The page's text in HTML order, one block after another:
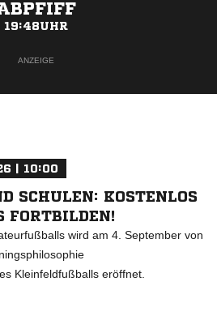
19:48UHR
ANZEIGE
| 10:00
SCHULEN: KOSTENLOS
FORTBILDEN!
wird am 4. September von
Kleinfeldfußballs eröffnet.